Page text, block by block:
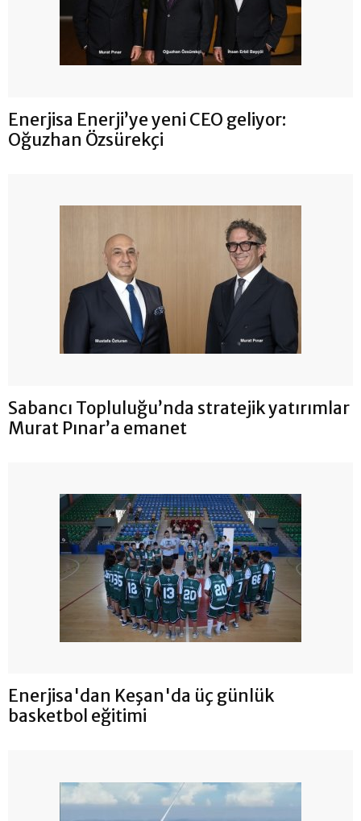
Enerjisa Enerji’ye yeni CEO geliyor:
Oğuzhan Özsürekçi
Sabancı Topluluğu’nda stratejik yatırımlar
Murat Pınar’a emanet
Enerjisa'dan Keşan'da üç günlük
basketbol eğitimi